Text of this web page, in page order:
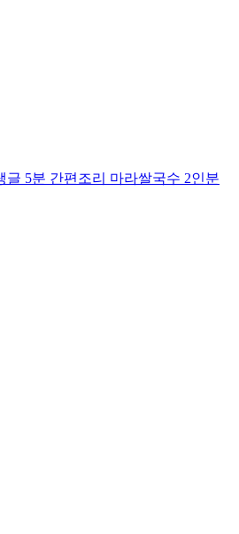
글 5분 간편조리 마라쌀국수 2인분